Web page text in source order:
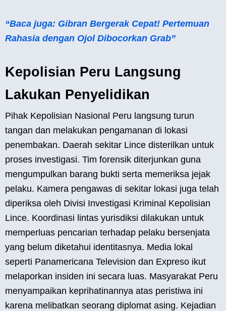
“Baca juga: Gibran Bergerak Cepat! Pertemuan
Rahasia dengan Ojol Dibocorkan Grab”
Kepolisian Peru Langsung
Lakukan Penyelidikan
Pihak Kepolisian Nasional Peru langsung turun
tangan dan melakukan pengamanan di lokasi
penembakan. Daerah sekitar Lince disterilkan untuk
proses investigasi. Tim forensik diterjunkan guna
mengumpulkan barang bukti serta memeriksa jejak
pelaku. Kamera pengawas di sekitar lokasi juga telah
diperiksa oleh Divisi Investigasi Kriminal Kepolisian
Lince. Koordinasi lintas yurisdiksi dilakukan untuk
memperluas pencarian terhadap pelaku bersenjata
yang belum diketahui identitasnya. Media lokal
seperti Panamericana Television dan Expreso ikut
melaporkan insiden ini secara luas. Masyarakat Peru
menyampaikan keprihatinannya atas peristiwa ini
karena melibatkan seorang diplomat asing. Kejadian